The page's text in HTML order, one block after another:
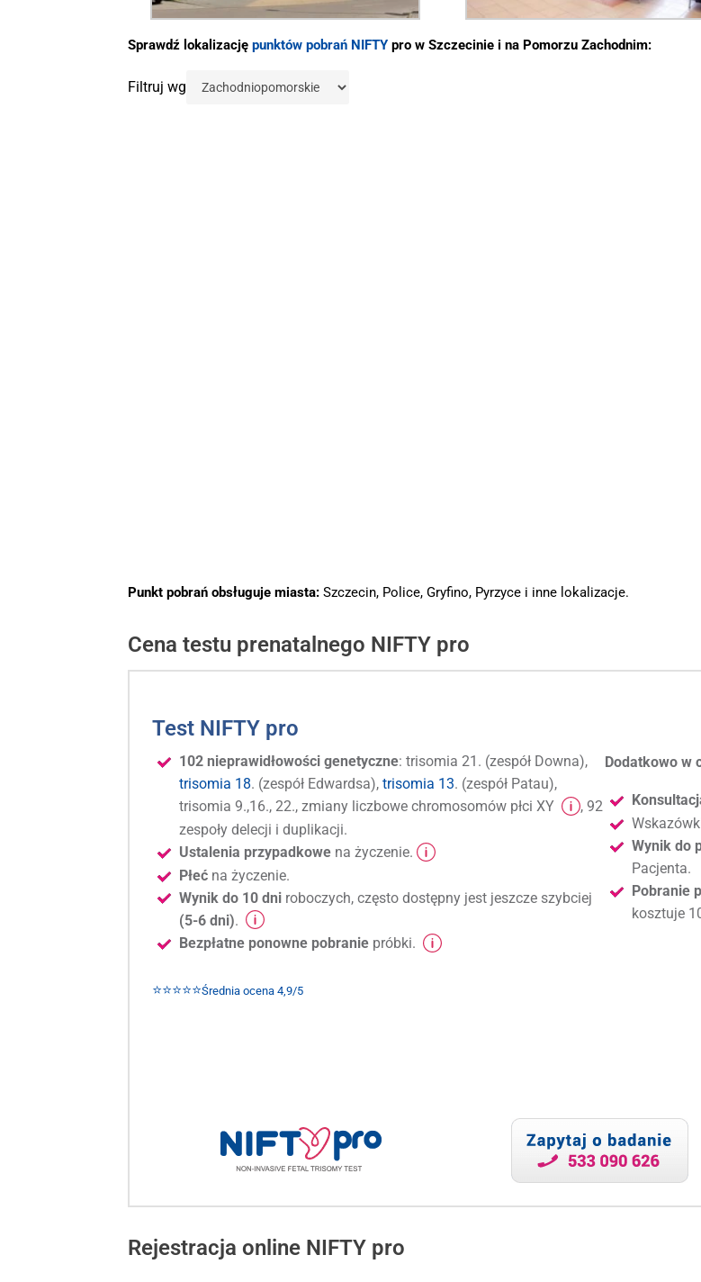
Sprawdź lokalizację punktów pobrań NIFTY pro w Szczecinie i na Pomorzu Zachodnim:
Filtruj wg
Punkt pobrań obsługuje miasta: Szczecin, Police, Gryfino, Pyrzyce i inne lokalizacje.
Cena testu prenatalnego NIFTY pro
Test NIFTY pro
102 nieprawidłowości genetyczne: trisomia 21. (zespół Downa),
trisomia 18. (zespół Edwardsa), trisomia 13. (zespół Patau),
trisomia 9.,16., 22., zmiany liczbowe chromosomów płci XY
, 92
zespoły delecji i duplikacji.
Ustalenia przypadkowe na życzenie.
Płeć na życzenie.
Wynik do 10 dni roboczych, często dostępny jest jeszcze szybciej
(5-6 dni).
Bezpłatne ponowne pobranie próbki.
Dodatkowo w
Wynik do
Pacjenta.
Pobranie
kosztuje
⭐⭐⭐⭐⭐Średnia ocena 4,9/5
Rejestracja online NIFTY pro